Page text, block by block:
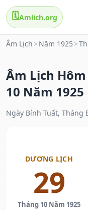
🗓️Amlich.org
Âm Lịch > Năm 1925 >
Âm Lịch
10 Năm 1925
Ngày Bính Tuất, Tháng
DƯƠNG LỊCH
29
Tháng 10 Năm 1925